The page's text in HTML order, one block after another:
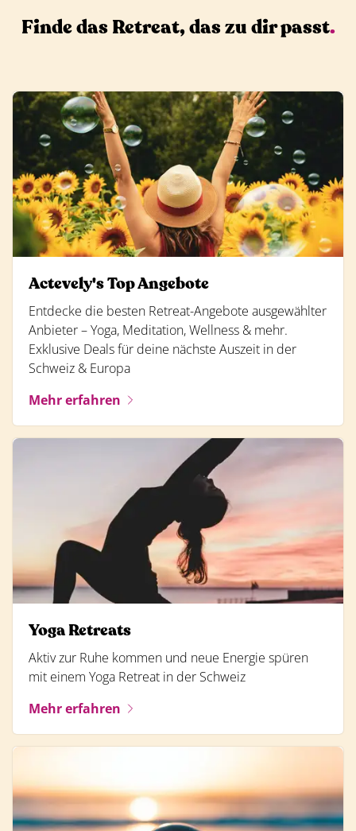
Finde das Retreat, das zu dir passt.
Actevely's Top Angebote
Entdecke die besten Retreat-Angebote ausgewählter
Anbieter – Yoga, Meditation, Wellness & mehr.
Exklusive Deals für deine nächste Auszeit in der
Schweiz & Europa
Mehr erfahren
Yoga Retreats
Aktiv zur Ruhe kommen und neue Energie spüren
mit einem Yoga Retreat in der Schweiz
Mehr erfahren